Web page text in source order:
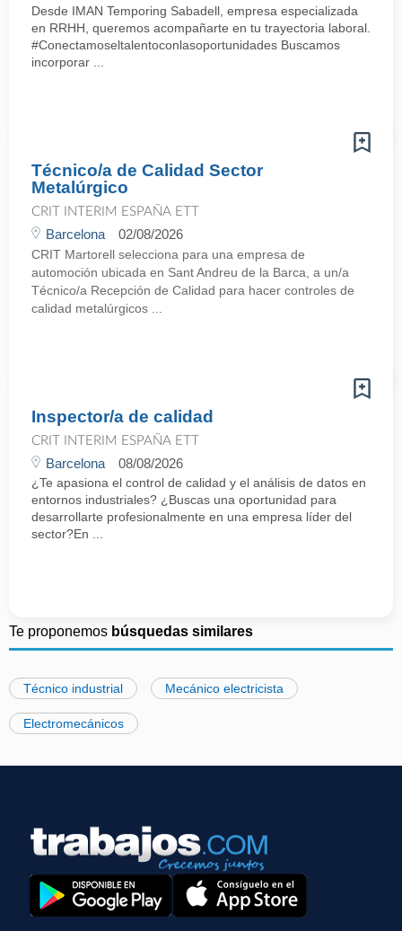
Desde IMAN Temporing Sabadell, empresa especializada
en RRHH, queremos acompañarte en tu trayectoria laboral.
#Conectamoseltalentoconlasoportunidades Buscamos
incorporar ...
Técnico/a de Calidad Sector
Metalúrgico
CRIT INTERIM ESPAÑA ETT
Barcelona 02/08/2026
CRIT Martorell selecciona para una empresa de
automoción ubicada en Sant Andreu de la Barca, a un/a
Técnico/a Recepción de Calidad para hacer controles de
calidad metalúrgicos ...
Inspector/a de calidad
CRIT INTERIM ESPAÑA ETT
Barcelona 08/08/2026
¿Te apasiona el control de calidad y el análisis de datos en
entornos industriales? ¿Buscas una oportunidad para
desarrollarte profesionalmente en una empresa líder del
sector?En ...
Te proponemos búsquedas similares
Técnico industrial Mecánico electricista
Electromecánicos